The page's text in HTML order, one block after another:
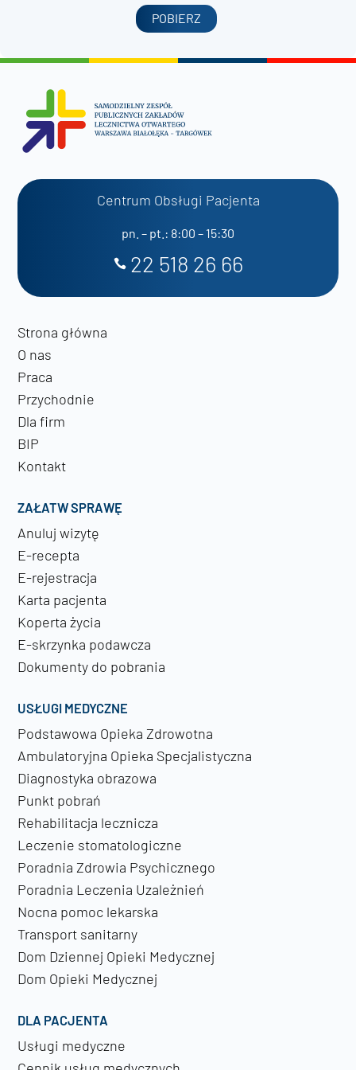
POBIERZ
Centrum Obsługi Pacjenta
pn. – pt.: 8:00 – 15:30
22 518 26 66
Strona główna
O nas
Praca
Przychodnie
Dla firm
BIP
Kontakt
ZAŁATW SPRAWĘ
Anuluj wizytę
E-recepta
E-rejestracja
Karta pacjenta
Koperta życia
E-skrzynka podawcza
Dokumenty do pobrania
USŁUGI MEDYCZNE
Podstawowa Opieka Zdrowotna
Ambulatoryjna Opieka Specjalistyczna
Diagnostyka obrazowa
Punkt pobrań
Rehabilitacja lecznicza
Leczenie stomatologiczne
Poradnia Zdrowia Psychicznego
Poradnia Leczenia Uzależnień
Nocna pomoc lekarska
Transport sanitarny
Dom Dziennej Opieki Medycznej
Dom Opieki Medycznej
DLA PACJENTA
Usługi medyczne